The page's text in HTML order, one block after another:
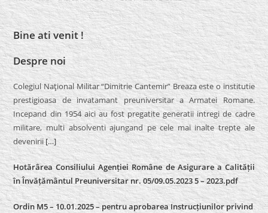
Bine ati venit !
Despre noi
Colegiul Naţional Militar “Dimitrie Cantemir” Breaza este o institutie
prestigioasa de invatamant preuniversitar a Armatei Romane.
Incepand din 1954 aici au fost pregatite generatii intregi de cadre
militare, multi absolventi ajungand pe cele mai inalte trepte ale
devenirii[…]
Hotărârea Consiliului Agenției Române de Asigurare a Calității
în Învățământul Preuniversitar nr. 05/09.05.2023 5 – 2023.pdf
Ordin M5 – 10.01.2025 – pentru aprobarea Instrucțiunilor privind